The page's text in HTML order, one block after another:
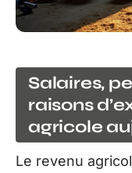
Salaires,
raisons
agricole
Le revenu